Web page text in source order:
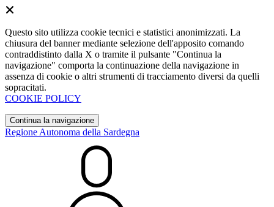
Questo sito utilizza cookie tecnici e statistici anonimizzati. La
chiusura del banner mediante selezione dell'apposito comando
contraddistinto dalla X o tramite il pulsante "Continua la
navigazione" comporta la continuazione della navigazione in
assenza di cookie o altri strumenti di tracciamento diversi da quelli
sopracitati.
COOKIE POLICY
Continua la navigazione
Regione Autonoma della Sardegna